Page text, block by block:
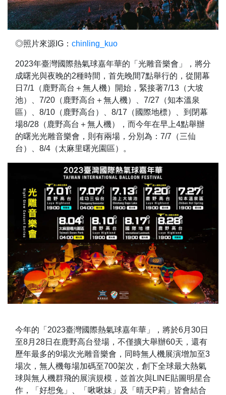
◎照片來源IG： chinling_kuo
2023年臺灣國際熱氣球嘉年華的「光雕音樂會」，將分
成曙光與夜晚的2種時間，首先晚間7點舉行的，從開幕
日7/1（鹿野高台＋無人機）開始，緊接著7/13（大坡
池）、7/20（鹿野高台＋無人機）、7/27（知本溫泉
區）、8/10（鹿野高台）、8/17（國際地標）、到閉幕
場8/28（鹿野高台＋無人機），而今年在早上4點舉辦
的曙光光雕音樂會，則有兩場，分別為：7/7（三仙
台）、8/4（太麻里曙光園區）。
今年的「2023臺灣國際熱氣球嘉年華」，將於6月30日
至8月28日在鹿野高台登場，不僅擴大舉辦60天，還有
歷年最多的9場次光雕音樂會，同時無人機展演增加至3
場次，無人機每場加碼至700架次，創下全球最大熱氣
球與無人機群飛的展演規模，並首次與LINE貼圖明星合
作，「好想兔」、「啾啾妹」及「晴天P莉」皆會結合